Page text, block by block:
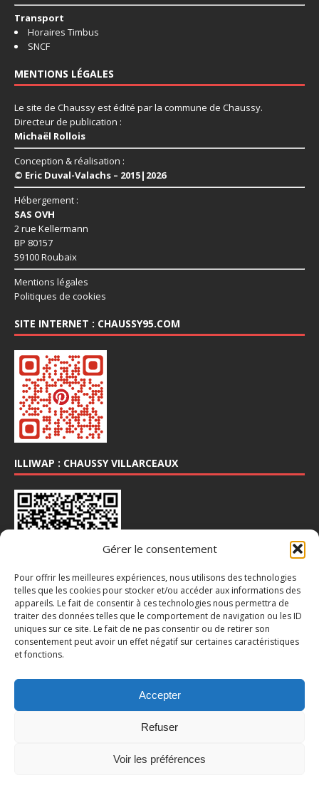
Gérer le consentement
Pour offrir les meilleures expériences, nous utilisons des technologies
telles que les cookies pour stocker et/ou accéder aux informations des
appareils. Le fait de consentir à ces technologies nous permettra de
traiter des données telles que le comportement de navigation ou les ID
uniques sur ce site. Le fait de ne pas consentir ou de retirer son
consentement peut avoir un effet négatif sur certaines caractéristiques
et fonctions.
Accepter
Refuser
Voir les préférences
Transport
Horaires Timbus
SNCF
MENTIONS LÉGALES
Le site de Chaussy est édité par la commune de Chaussy.
Directeur de publication :
Michaël Rollois
Conception & réalisation :
© Eric Duval-Valachs – 2015|2026
Hébergement :
SAS OVH
2 rue Kellermann
BP 80157
59100 Roubaix
Mentions légales
Politiques de cookies
SITE INTERNET : CHAUSSY95.COM
ILLIWAP : CHAUSSY VILLARCEAUX
INSTA : @CHAUSSY_VILLARCEAUX